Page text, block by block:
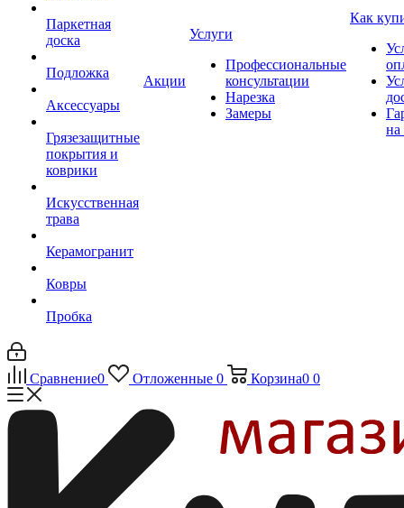
Паркетная
доска
Подложка
Аксессуары
Грязезащитные
покрытия и
коврики
Искусственная
трава
Керамогранит
Ковры
Пробка
Акции
Услуги
Профессиональные
консультации
Нарезка
Замеры
Как
на
Сравнение0 Отложенные 0 Корзина0 0